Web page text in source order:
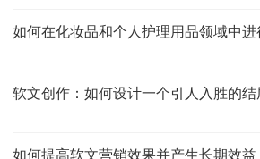
如何在化妆品和个人护理用品领域中进
软文创作：如何设计一个引人入胜的结
如何提高软文营销效果并产生长期效益